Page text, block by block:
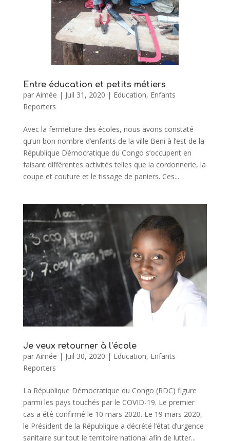
Entre éducation et petits métiers
par Aimée | Juil 31, 2020 | Education, Enfants
Reporters
Avec la fermeture des écoles, nous avons constaté
qu’un bon nombre d’enfants de la ville Beni à l’est de la
République Démocratique du Congo s’occupent en
faisant différentes activités telles que la cordonnerie, la
coupe et couture et le tissage de paniers. Ces...
Je veux retourner à l’école
par Aimée | Juil 30, 2020 | Education, Enfants
Reporters
La République Démocratique du Congo (RDC) figure
parmi les pays touchés par le COVID-19. Le premier
cas a été confirmé le 10 mars 2020. Le 19 mars 2020,
le Président de la République a décrété l’état d’urgence
sanitaire sur tout le territoire national afin de lutter...